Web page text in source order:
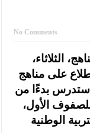
تزهو المناصب
No Comments
الثلاثاء،
على مناهج
ستدرس بدءًا من
القادم (2024/2023) للصفوف الأول،
الوطنية